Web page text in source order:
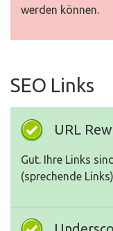
werden können.
SEO Links
URL
Gut. Ihre Links
(sprechende